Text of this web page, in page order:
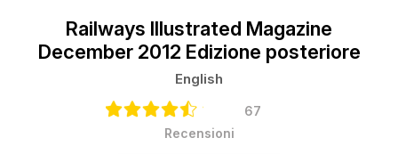
Railways Illustrated Magazine
December 2012 Edizione posteriore
English
67
Recensioni